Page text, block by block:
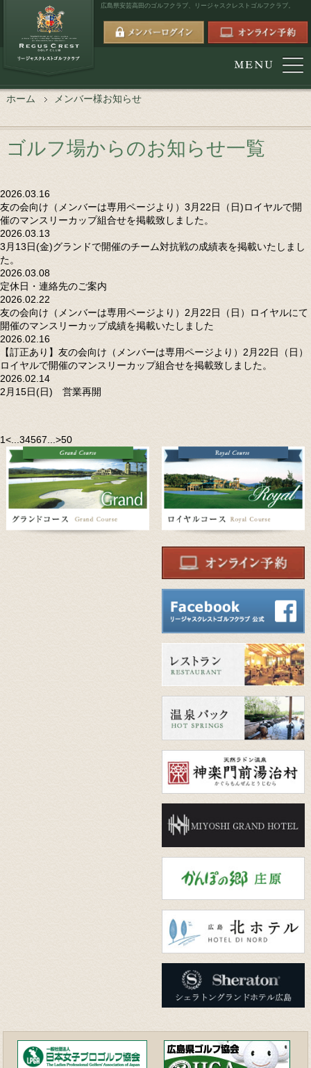
広島県安芸高田のゴルフクラブ、 リージャスクレストゴルフクラブ。
ホーム メンバー様お知らせ
ゴルフ場からのお知らせ一覧
2026.03.16
友の会向け（メンバーは専用ページより）3月22日（日)ロイヤルで開
催のマンスリーカップ組合せを掲載致しました。
2026.03.13
3月13日(金)グランドで開催のチーム対抗戦の成績表を掲載いたしまし
た。
2026.03.08
定休日・連絡先のご案内
2026.02.22
友の会向け（メンバーは専用ページより）2月22日（日）ロイヤルにて
開催のマンスリーカップ成績を掲載いたしました
2026.02.16
【訂正あり】友の会向け（メンバーは専用ページより）2月22日（日）
ロイヤルで開催のマンスリーカップ組合せを掲載致しました。
2026.02.14
2月15日(日) 営業再開
1< 34567 >50